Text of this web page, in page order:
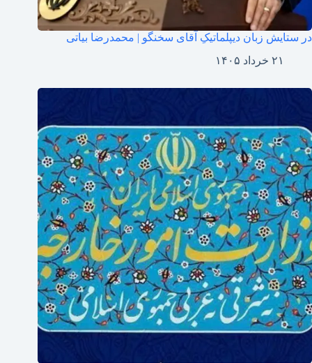
در ستایش زبان دیپلماتیکِ آقای سخنگو | محمدرضا بیاتی
۲۱ خرداد ۱۴۰۵